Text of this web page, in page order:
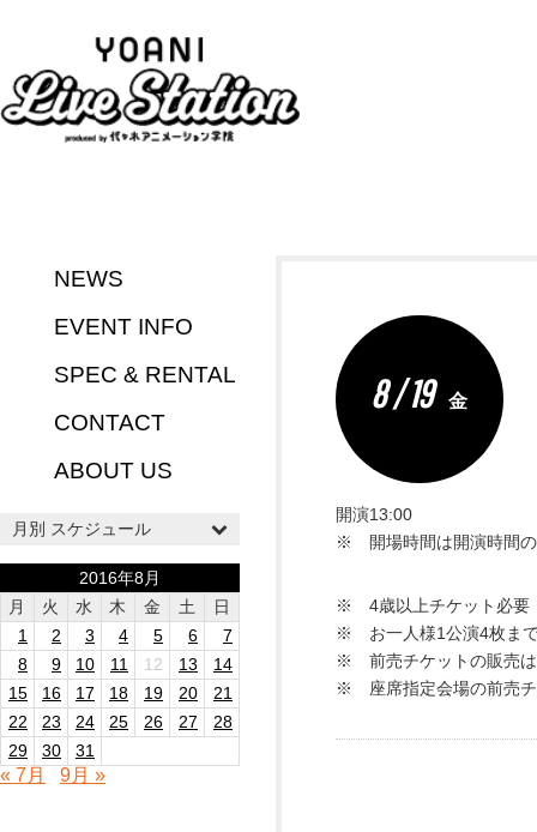
NEWS
EVENT INFO
SPEC & RENTAL
CONTACT
ABOUT US
月別 スケジュール
2016年8月
月
火 水 木 金 土
日
1
2 3 4 5 6
7
8
9 10 11 12 13
14
15
16 17 18 19 20
21
22
23 24 25 26 27
28
29
30 31
« 7月 9月 »
8 / 19 金
開演13:00
※ 開場時間は開演時間の
※ 4歳以上チケット必要
※ お一人様1公演4枚ま
※ 前売チケットの販売は
※ 座席指定会場の前売チ